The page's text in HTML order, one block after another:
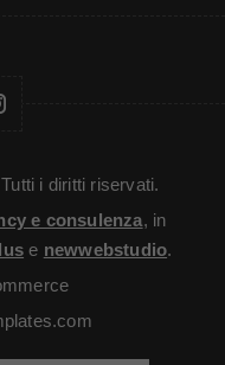
i diritti riservati.
e consulenza, in
e newwebstudio.